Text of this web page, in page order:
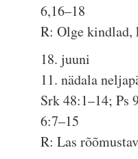
6,16–18
R: Olge kindlad,
18. juuni
11. nädala
Srk 48:1–14; Ps
6:7–15
R: Las